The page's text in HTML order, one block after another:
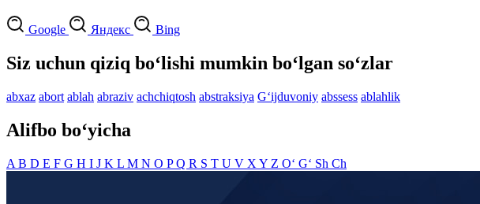
Google Яндекс Bing
Siz uchun qiziq bo‘lishi mumkin bo‘lgan so‘zlar
abxaz abort ablah abraziv achchiqtosh abstraksiya G‘ijduvoniy abssess ablahlik
Alifbo bo‘yicha
A B D E F G H I J K L M N O PQ R S T U V X Y Z O‘ G‘ Sh Ch